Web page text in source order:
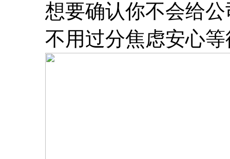
想要确认你不会给
不用过分焦虑安心